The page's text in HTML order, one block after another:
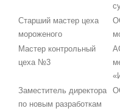
Старший мастер цеха
мороженого
Мастер контрольный
цеха №3
Заместитель директора
по новым разработкам